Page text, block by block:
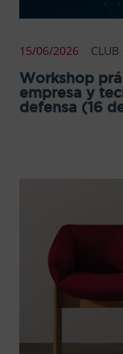
15/06/2026
Workshop
empresa y
defensa (16